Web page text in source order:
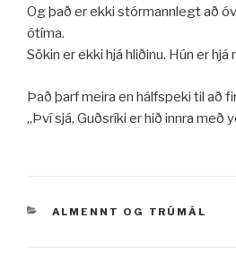
Og það er ekki stórmannlegt að
ótíma.
Sökin er ekki hjá hliðinu. Hún er hjá
Það þarf meira en hálfspeki til að
,,Því sjá, Guðsríki er hið innra með
VÖRUFLOKKAR
ALMENNT OG TRÚMÁL